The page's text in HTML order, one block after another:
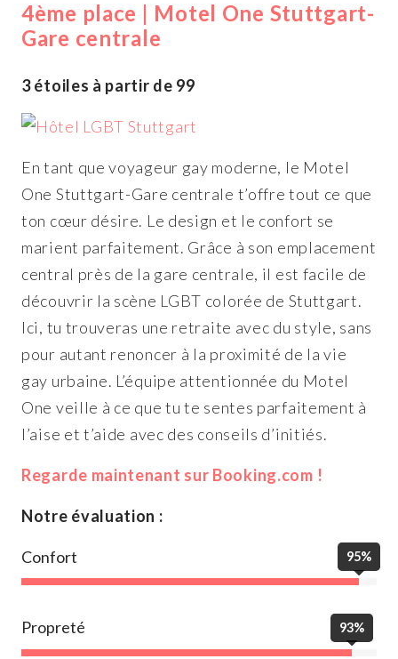
4ème place | Motel One Stuttgart-
Gare centrale
3 étoiles à partir de 99
En tant que voyageur gay moderne, le Motel
One Stuttgart-Gare centrale t’offre tout ce que
ton cœur désire. Le design et le confort se
marient parfaitement. Grâce à son emplacement
central près de la gare centrale, il est facile de
découvrir la scène LGBT colorée de Stuttgart.
Ici, tu trouveras une retraite avec du style, sans
pour autant renoncer à la proximité de la vie
gay urbaine. L’équipe attentionnée du Motel
One veille à ce que tu te sentes parfaitement à
l’aise et t’aide avec des conseils d’initiés.
Regarde maintenant sur Booking.com !
Notre évaluation :
Confort 95%
Propreté 93%